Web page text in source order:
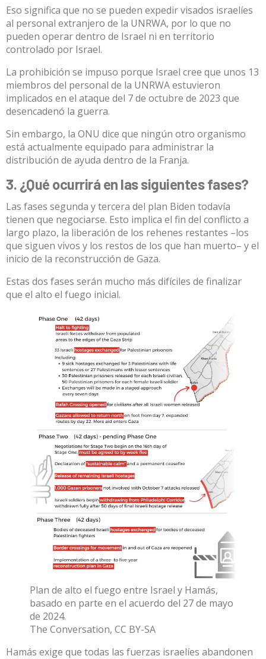
Eso significa que no se pueden expedir visados israelíes
al personal extranjero de la UNRWA, por lo que no
pueden operar dentro de Israel ni en territorio
controlado por Israel.
La prohibición se impuso porque Israel cree que unos 13
miembros del personal de la UNRWA estuvieron
implicados en el ataque del 7 de octubre de 2023 que
desencadenó la guerra.
Sin embargo, la ONU dice que ningún otro organismo
está actualmente equipado para administrar la
distribución de ayuda dentro de la Franja.
3. ¿Qué ocurrirá en las siguientes fases?
Las fases segunda y tercera del plan Biden todavía
tienen que negociarse. Esto implica el fin del conflicto a
largo plazo, la liberación de los rehenes restantes –los
que siguen vivos y los restos de los que han muerto– y el
inicio de la reconstrucción de Gaza.
Estas dos fases serán mucho más difíciles de finalizar
que el alto el fuego inicial.
Plan de alto el fuego entre Israel y Hamás,
basado en parte en el acuerdo del 27 de mayo
de 2024.
The Conversation, CC BY-SA
Hamás exige que todas las fuerzas israelíes abandonen